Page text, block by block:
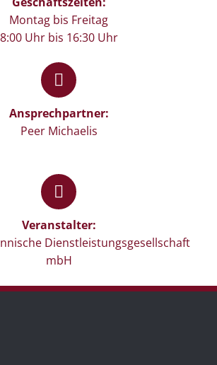
Montag bis Freitag
8:00 Uhr bis 16:30 Uhr


Ansprechpartner:
Peer Michaelis


Veranstalter:
Dienstleistungsgesellschaft
mbH